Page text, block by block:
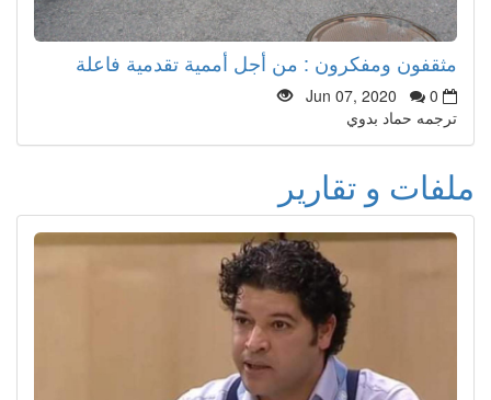
مثقفون ومفكرون : من أجل أممية تقدمية فاعلة
Jun 07, 2020
0
ترجمه حماد بدوي
ملفات و تقارير